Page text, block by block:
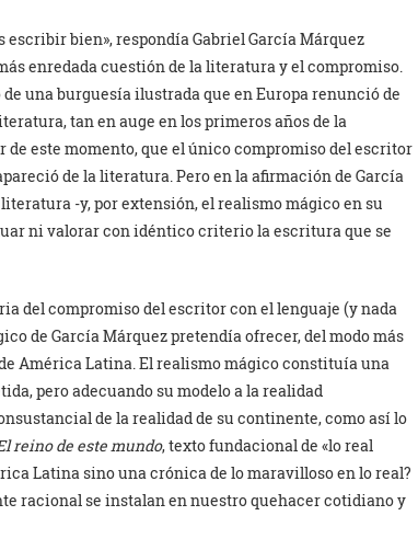
bien», respondía Gabriel García Márquez
enredada cuestión de la literatura y el compromiso.
una burguesía ilustrada que en Europa renunció de
tan en auge en los primeros años de la
de este momento, que el único compromiso del escritor
de la literatura. Pero en la afirmación de García
-y, por extensión, el realismo mágico en su
ni valorar con idéntico criterio la escritura que se
del compromiso del escritor con el lenguaje (y nada
de García Márquez pretendía ofrecer, del modo más
América Latina. El realismo mágico constituía una
pero adecuando su modelo a la realidad
de la realidad de su continente, como así lo
reino de este mundo, texto fundacional de «lo real
Latina sino una crónica de lo maravilloso en lo real?
racional se instalan en nuestro quehacer cotidiano y